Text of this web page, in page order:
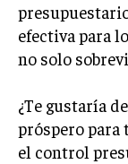
GESTIÓN
efectiva para
no solo
¿Te gustaría
próspero para
el control